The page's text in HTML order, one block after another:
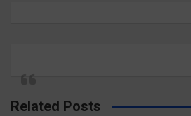
Related Posts